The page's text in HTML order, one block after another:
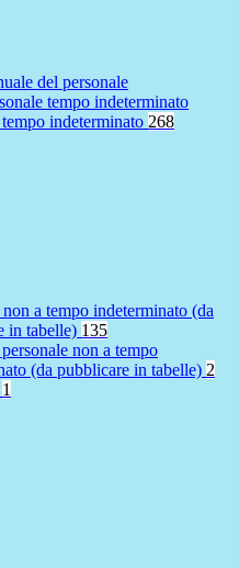
del personale
tempo indeterminato
indeterminato 268
non a tempo indeterminato (da
in tabelle) 135
non a tempo
(da pubblicare in tabelle) 2
1